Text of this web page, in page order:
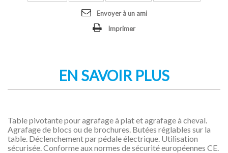
Envoyer à un ami
Imprimer
EN SAVOIR PLUS
Table pivotante pour agrafage à plat et agrafage à cheval.
Agrafage de blocs ou de brochures. Butées réglables sur la
table. Déclenchement par pédale électrique. Utilisation
sécurisée. Conforme aux normes de sécurité européennes CE.